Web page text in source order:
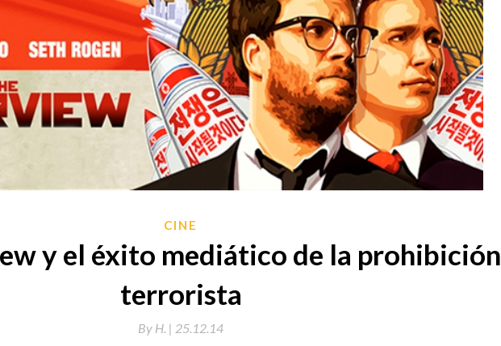
CINE
y el éxito mediático de la prohibición
terrorista
By H. | 25.12.14